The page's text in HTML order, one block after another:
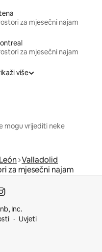
za mjesečni najam
za mjesečni najam
više
mogu vrijediti neke
Valladolid
za mjesečni najam
Inc.
Uvjeti